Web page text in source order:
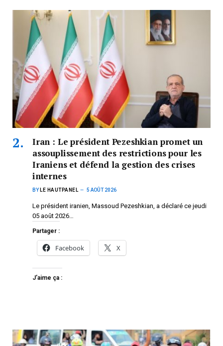
Iran : Le président Pezeshkian promet un
assouplissement des restrictions pour les
Iraniens et défend la gestion des crises
internes
BY LE HAUTPANEL 5 AOÛT 2026
Le président iranien, Massoud Pezeshkian, a déclaré ce jeudi
05 août 2026…
Partager :
Facebook X
J’aime ça :